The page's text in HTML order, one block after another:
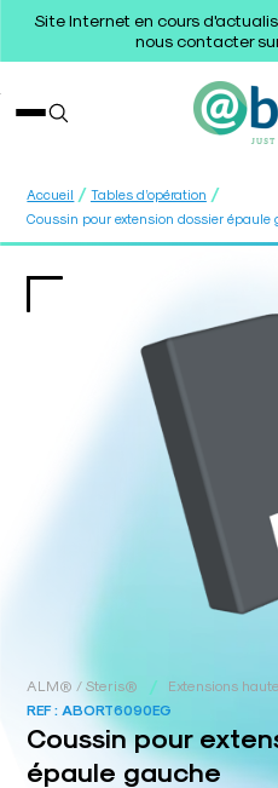
Site Internet en cours
nous contacter
Accueil / Tables d’opération /
Coussin pour extension dossier épaule
ALM® / Steris® /
Extensions
REF : ABORT6090EG
Coussin pour
épaule gauche